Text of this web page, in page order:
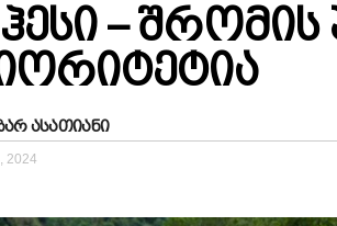
ჰესი –
ასათიანი
2024